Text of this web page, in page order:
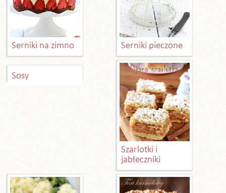
Serniki na zimno Serniki pieczone
Sosy
Szarlotki i
jabłeczniki